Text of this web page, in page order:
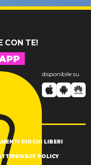
CON TE!
disponibile su
GIOCHI LIBERI
PRIVACY POLICY